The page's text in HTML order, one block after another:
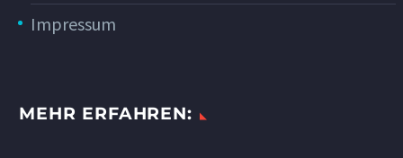
Impressum
MEHR ERFAHREN: